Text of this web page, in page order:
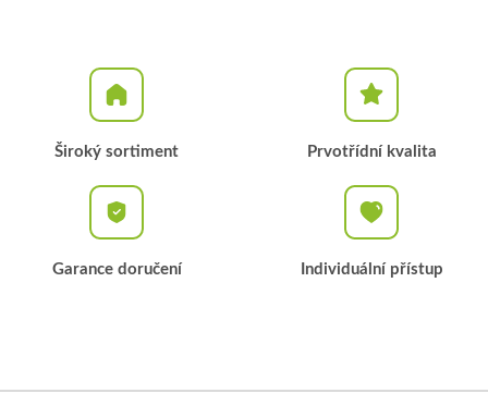
Široký sortiment Prvotřídní kvalita
Garance doručení Individuální přístup